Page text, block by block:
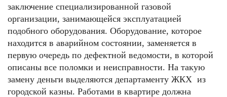
заключение специализированной газовой
организации, занимающейся эксплуатацией
подобного оборудования. Оборудование, которое
находится в аварийном состоянии, заменяется в
первую очередь по дефектной ведомости, в которой
описаны все поломки и неисправности. На такую
замену деньги выделяются департаменту ЖКХ из
городской казны. Работами в квартире должна